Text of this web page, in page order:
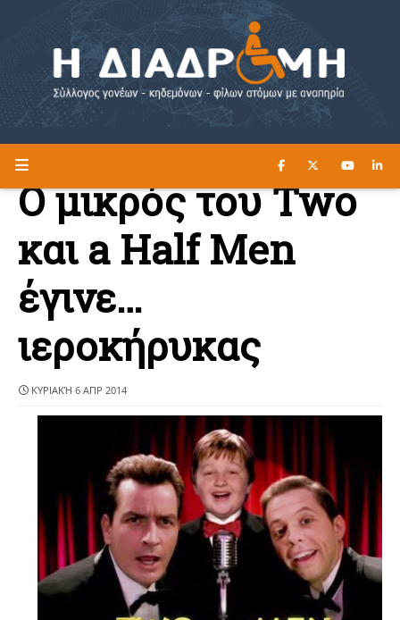
Η ΔΙΑΔΡΟΜΗ ΔΙΑΒΑΣΤΕ ΕΔΩ ►
Ο μικρός του Two
και a Half Men
έγινε…
ιεροκήρυκας
ΚΥΡΙΑΚΉ 6 ΑΠΡ 2014